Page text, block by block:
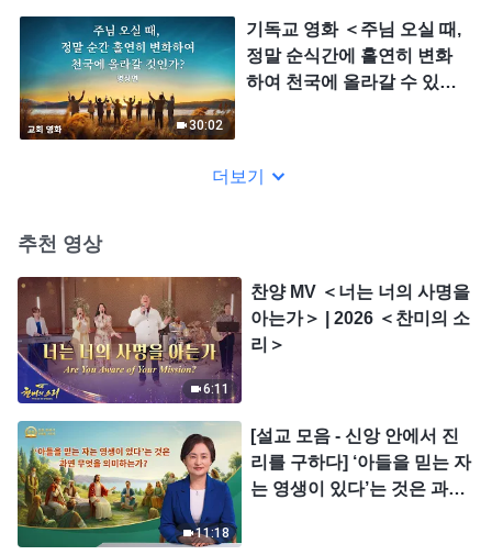
30:02
기독교 영화 ＜주님 오실 때,
정말 순식간에 홀연히 변화
하여 천국에 올라갈 수 있는
더보기
추천 영상
6:11
찬양 MV ＜너는 너의 사명을
아는가＞ | 2026 ＜찬미의 소
리＞
11:18
[설교 모음 - 신앙 안에서 진
리를 구하다] ‘아들을 믿는 자
는 영생이 있다’는 것은 과연